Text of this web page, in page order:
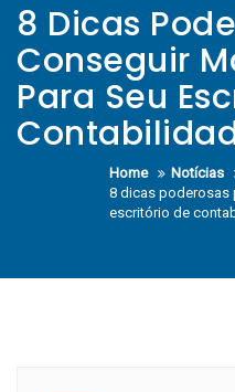
8 Dicas
Conseguir
Para Seu
Home
Notícias
8 dicas poderosas
escritório de